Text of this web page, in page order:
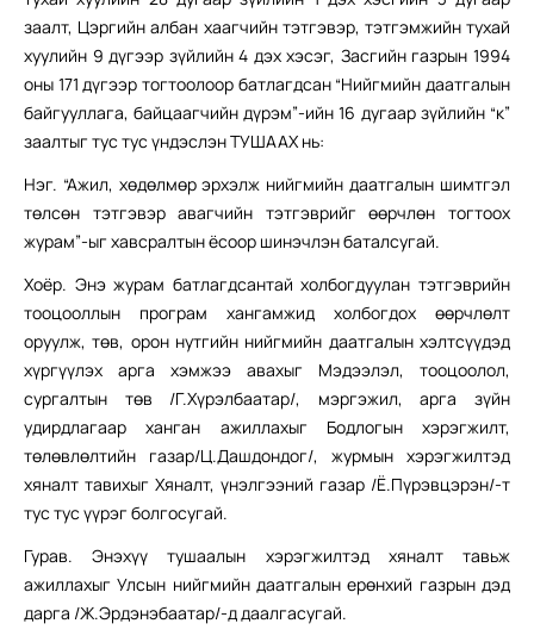
заалт, Цэргийн албан хаагчийн тэтгэвэр, тэтгэмжийн тухай
хуулийн 9 дүгээр зүйлийн 4 дэх хэсэг, Засгийн газрын 1994
оны 171 дүгээр тогтоолоор батлагдсан “Нийгмийн даатгалын
байгууллага, байцаагчийн дүрэм”-ийн 16 дугаар зүйлийн “к”
заалтыг тус тус үндэслэн ТУШААХ нь:
Нэг. “Ажил, хөдөлмөр эрхэлж нийгмийн даатгалын шимтгэл
төлсөн тэтгэвэр авагчийн тэтгэврийг өөрчлөн тогтоох
журам”-ыг хавсралтын ёсоор шинэчлэн баталсугай.
Хоёр. Энэ журам батлагдсантай холбогдуулан тэтгэврийн
тооцооллын програм хангамжид холбогдох өөрчлөлт
оруулж, төв, орон нутгийн нийгмийн даатгалын хэлтсүүдэд
хүргүүлэх арга хэмжээ авахыг Мэдээлэл, тооцоолол,
сургалтын төв /Г.Хүрэлбаатар/, мэргэжил, арга зүйн
удирдлагаар ханган ажиллахыг Бодлогын хэрэгжилт,
төлөвлөлтийн газар/Ц.Дашдондог/, журмын хэрэгжилтэд
хяналт тавихыг Хяналт, үнэлгээний газар /Ё.Пүрэвцэрэн/-т
тус тус үүрэг болгосугай.
Гурав. Энэхүү тушаалын хэрэгжилтэд хяналт тавьж
ажиллахыг Улсын нийгмийн даатгалын ерөнхий газрын дэд
дарга /Ж.Эрдэнэбаатар/-д даалгасугай.